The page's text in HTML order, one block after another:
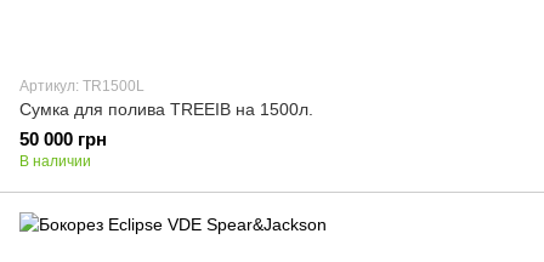
Артикул: TR1500L
Сумка для полива TREEIB на 1500л.
50 000 грн
В наличии